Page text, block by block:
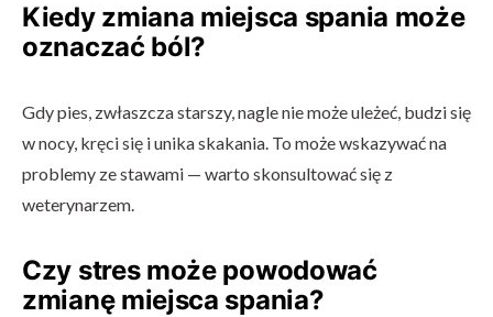
Kiedy zmiana miejsca spania może
oznaczać ból?
Gdy pies, zwłaszcza starszy, nagle nie może uleżeć, budzi się
w nocy, kręci się i unika skakania. To może wskazywać na
problemy ze stawami — warto skonsultować się z
weterynarzem.
Czy stres może powodować
zmianę miejsca spania?